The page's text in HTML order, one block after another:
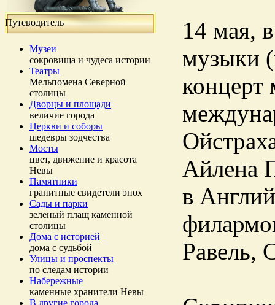
Путеводитель
Музеи
сокровища и чудеса истории
Театры
Мельпомена Северной
столицы
Дворцы и площади
величие города
Церкви и соборы
шедевры зодчества
Мосты
цвет, движение и красота
Невы
Памятники
гранитные свидетели эпох
Сады и парки
зеленый плащ каменной
столицы
Дома с историей
дома с судьбой
Улицы и проспекты
по следам истории
Набережные
каменные хранители Невы
В другие города
14 мая,
музыки
концерт
Айлена
в
Равель,